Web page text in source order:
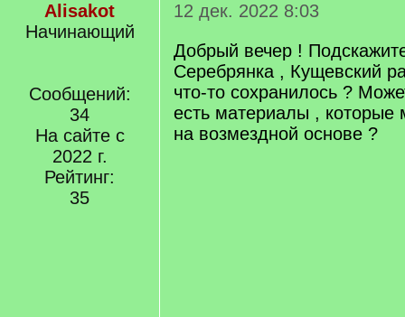
Alisakot
Начинающий
Сообщений:
34
На сайте с
2022 г.
Рейтинг:
35
12 дек. 2022 8:03
Добрый вечер !
Серебрянка , Кущевский
что-то сохранилось ?
есть материалы , которые
на возмездной основе ?